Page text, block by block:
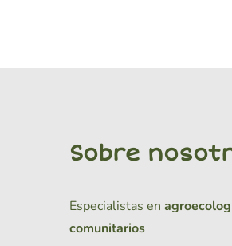
Sobre
Especialistas en
comunitarios